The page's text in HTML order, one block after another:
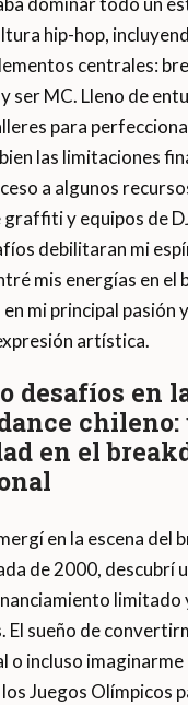
hip-hop,
centrales:
ser MC. Lleno de
para
las limitaciones
a algunos
y equipos de
debilitaran mi
mis energías en el
mi principal pasión
artística.
desafíos en
chileno:
en el
en la escena del
de 2000, descubrí
limitado
sueño de
o incluso imaginarme
Juegos Olímpicos